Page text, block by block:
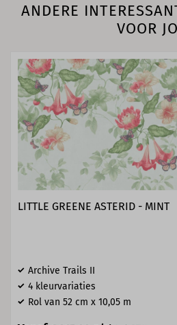
ANDERE
VOOR
LITTLE GREENE ASTERID - MINT
Archive Trails II
4 kleurvariaties
Rol van 52 cm x 10,05 m